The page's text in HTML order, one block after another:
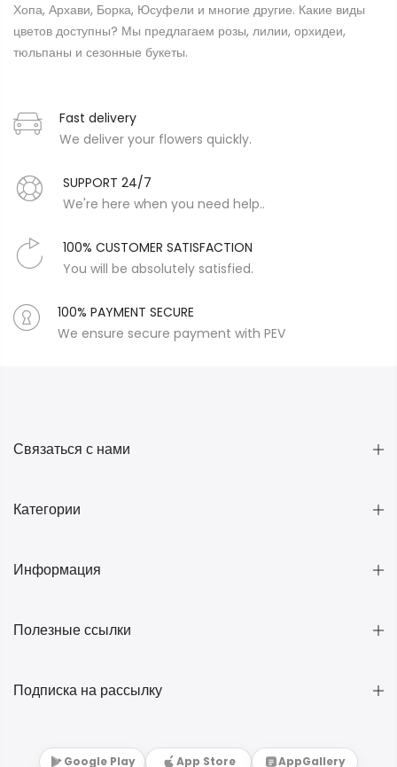
Хопа, Архави, Борка, Юсуфели и многие другие. Какие виды
цветов доступны? Мы предлагаем розы, лилии, орхидеи,
тюльпаны и сезонные букеты.
Fast delivery
We deliver your flowers quickly.
SUPPORT 24/7
We're here when you need help..
100% CUSTOMER SATISFACTION
You will be absolutely satisfied.
100% PAYMENT SECURE
We ensure secure payment with PEV
Связаться с нами
Категории
Информация
Полезные ссылки
Подписка на рассылку
Google Play App Store AppGallery